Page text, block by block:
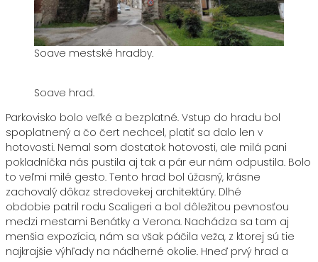
Soave mestské hradby.
Soave hrad.
Parkovisko bolo veľké a bezplatné. Vstup do hradu bol
spoplatnený a čo čert nechcel, platiť sa dalo len v
hotovosti. Nemal som dostatok hotovosti, ale milá pani
pokladníčka nás pustila aj tak a pár eur nám odpustila. Bolo
to veľmi milé gesto. Tento hrad bol úžasný, krásne
zachovalý dôkaz stredovekej architektúry. Dlhé
obdobie patril rodu Scaligeri a bol dôležitou pevnosťou
medzi mestami Benátky a Verona. Nachádza sa tam aj
menšia expozícia, nám sa však páčila veža, z ktorej sú tie
najkrajšie výhľady na nádherné okolie. Hneď prvý hrad a